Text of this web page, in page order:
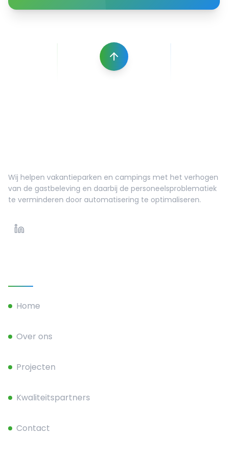
Wij helpen vakantieparken en campings met het verhogen
van de gastbeleving en daarbij de personeelsproblematiek
te verminderen door automatisering te optimaliseren.
LinkedIn profiel van Hans Janssen
Home
Over ons
Projecten
Kwaliteitspartners
Contact